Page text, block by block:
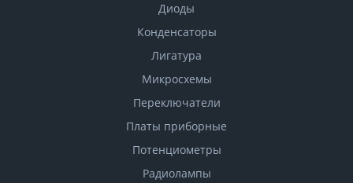
Диоды
Конденсаторы
Лигатура
Микросхемы
Переключатели
Платы приборные
Потенциометры
Радиолампы